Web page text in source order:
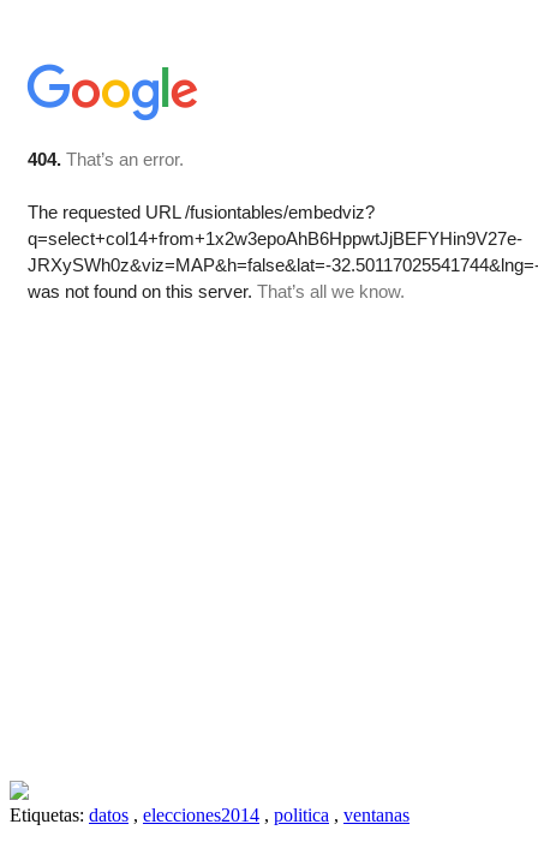
Etiquetas: datos , elecciones2014 , politica , ventanas